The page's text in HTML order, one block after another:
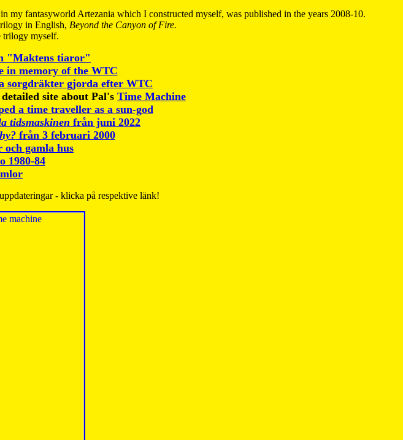
my fantasyworld Artezania which I constructed myself, was published in the years 2008-10.
in English, Beyond the Canyon of Fire.
trilogy myself.
"Maktens tiaror"
in memory of the WTC
sorgdräkter gjorda efter WTC
site about Pal's Time Machine
a time traveller as a sun-god
tidsmaskinen från juni 2022
från 3 februari 2000
gamla hus
1980-84
- klicka på respektive länk!